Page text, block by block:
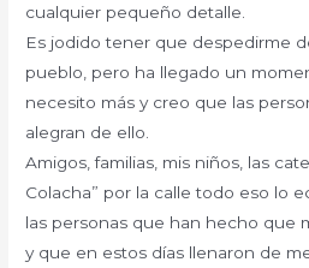
cualquier pequeño detalle.
Es jodido tener que despedirme
pueblo, pero ha llegado un
necesito más y creo que las
alegran de ello.
Amigos, familias, mis niños, las
Colacha” por la calle todo eso lo
las personas que han hecho que
y que en estos días llenaron de